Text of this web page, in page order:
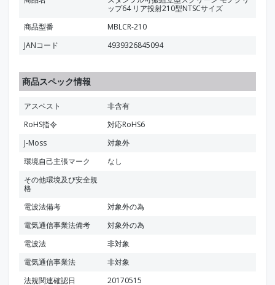
ップ64 リア投射210型NTSCサイズ
商品型番
MBLCR-210
JANコード
4939326845094
商品スペック情報
アスベスト
非含有
RoHS指令
対応RoHS6
J-Moss
対象外
環境自己主張マーク
なし
その他環境及び安全規
格
電波法備考
対象外の為
電気通信事業法備考
対象外の為
電波法
非対象
電気通信事業法
非対象
法規関連確認日
20170515